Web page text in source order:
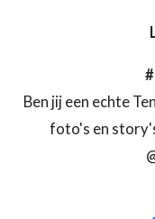
Ben jij een echte
foto's en